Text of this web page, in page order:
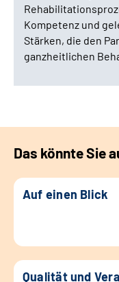
Kompetenz und
Stärken, die den
ganzheitlichen
Das könnte Sie
Auf einen Blick
Qualität und